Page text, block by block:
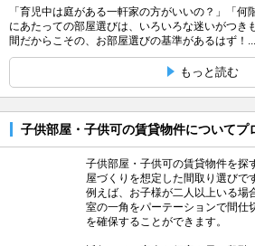
「育児中は庭がある一軒家の方がいいの？」「
にあたっての部屋選びは、いろいろな迷いがつき
間だからこその、お部屋選びの基準があるはず！...
もっと読む
子供部屋・子供可の賃貸物件についてプ
子供部屋・子供可の賃貸物件を探
屋づくりを想定した間取り選びで
例えば、お子様が二人以上いる場
室の一角をパーテーションで間仕
を確保することができます。